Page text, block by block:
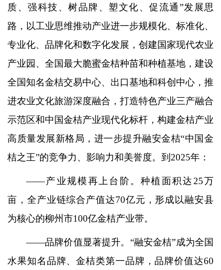
质、强科技、树品牌、塑文化、促流通”发展思
路，以工业思维推动产业进一步规模化、标准化、
专业化、品牌化和数字化发展，创建国家现代农业
产业园、全国最大脆蜜金桔种苗和种植基地，建设
全国知名金桔交易中心、出口基地和科创中心，推
进农业文化旅游深度融合，打造特色产业三产融合
示范区和中国金桔产业现代化标杆，构建金桔产业
高质量发展新格局，进一步提升融安金桔“中国金
桔之王”的竞争力、影响力和美誉度。到2025年：
——产业规模再上台阶。种植面积达25万
亩，全产业链综合产值达70亿元，形成以融安县
为核心的柳州市100亿金桔产业带。
——品牌价值显著提升。“融安金桔”成为全国
水果知名品牌、金桔类第一品牌，品牌价值达60